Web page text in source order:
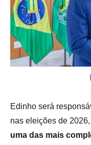
Edinho será
nas eleições de 2026,
uma das mais